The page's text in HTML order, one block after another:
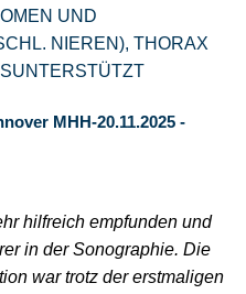
UND
NIEREN), THORAX
hilfreich empfunden und
in der Sonographie. Die
war trotz der erstmaligen